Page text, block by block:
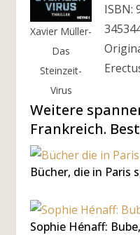
Xavier Müller-
Das
Steinzeit-
Virus
ISBN:
Weitere
Frankreich.
Bücher, die in Paris
Sophie Hénaff: